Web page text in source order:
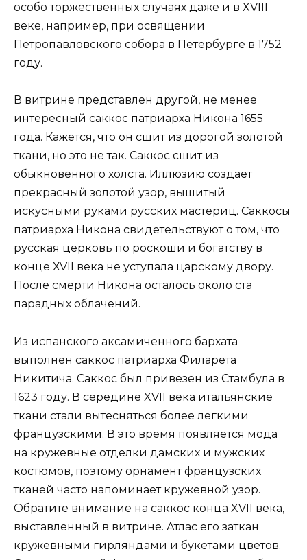
особо торжественных случаях даже и в XVIII
веке, например, при освящении
Петропавловского собора в Петербурге в 1752
году.
В витрине представлен другой, не менее
интересный саккос патриарха Никона 1655
года. Кажется, что он сшит из дорогой золотой
ткани, но это не так. Саккос сшит из
обыкновенного холста. Иллюзию создает
прекрасный золотой узор, вышитый
искусными руками русских мастериц. Саккосы
патриарха Никона свидетельствуют о том, что
русская церковь по роскоши и богатству в
конце ХVII века не уступала царскому двору.
После смерти Никона осталось около ста
парадных облачений.
Из испанского аксамиченного бархата
выполнен саккос патриарха Филарета
Никитича. Саккос был привезен из Стамбула в
1623 году. В середине XVII века итальянские
ткани стали вытесняться более легкими
французскими. В это время появляется мода
на кружевные отделки дамских и мужских
костюмов, поэтому орнамент французских
тканей часто напоминает кружевной узор.
Обратите внимание на саккос конца XVII века,
выставленный в витрине. Атлас его заткан
кружевными гирляндами и букетами цветов.